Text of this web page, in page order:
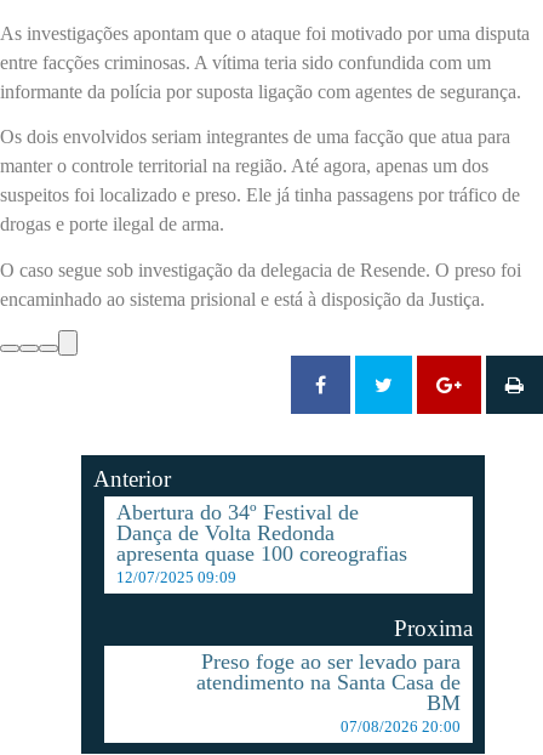
As investigações apontam que o ataque foi motivado por uma disputa
entre facções criminosas. A vítima teria sido confundida com um
informante da polícia por suposta ligação com agentes de segurança.
Os dois envolvidos seriam integrantes de uma facção que atua para
manter o controle territorial na região. Até agora, apenas um dos
suspeitos foi localizado e preso. Ele já tinha passagens por tráfico de
drogas e porte ilegal de arma.
O caso segue sob investigação da delegacia de Resende. O preso foi
encaminhado ao sistema prisional e está à disposição da Justiça.
Anterior
Abertura do 34º Festival de
Dança de Volta Redonda
apresenta quase 100 coreografias
12/07/2025 09:09
Proxima
Preso foge ao ser levado para
atendimento na Santa Casa de
BM
07/08/2026 20:00